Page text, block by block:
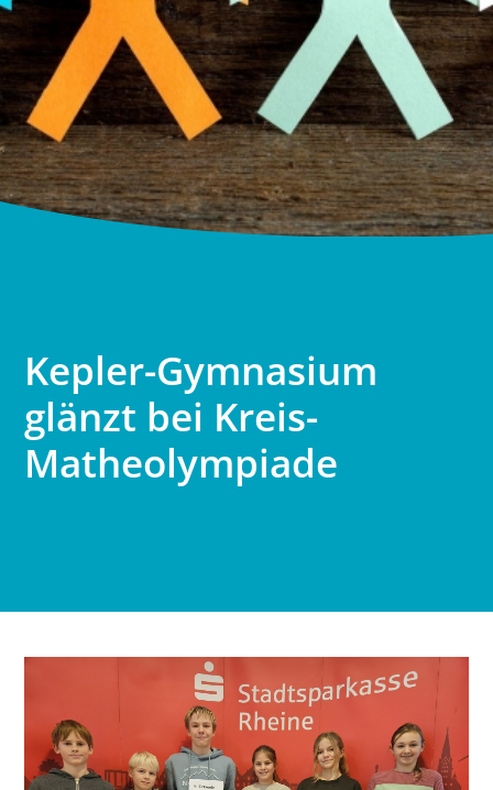
Kepler-Gymnasium
glänzt bei Kreis-
Matheolympiade